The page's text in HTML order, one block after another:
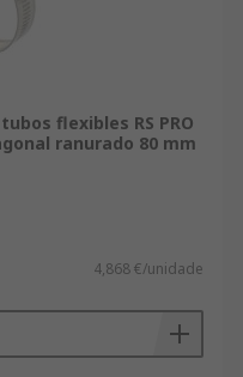
flexibles RS PRO
ranurado 80 mm
4,868 €/unidade